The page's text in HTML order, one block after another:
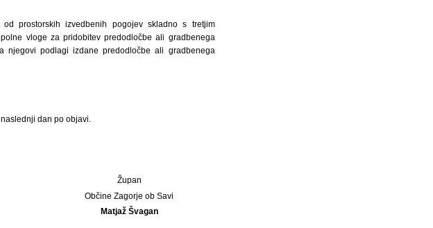
prostorskih izvedbenih pogojev skladno s tretjim
vloge za pridobitev predodločbe ali gradbenega
podlagi izdane predodločbe ali gradbenega
dan po objavi.
Župan
Občine Zagorje ob Savi
Matjaž Švagan